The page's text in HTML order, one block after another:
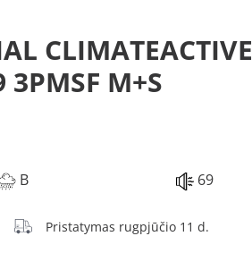
CLIMATEACTIVE
M+S
B 69
Pristatymas rugpjūčio 11 d.